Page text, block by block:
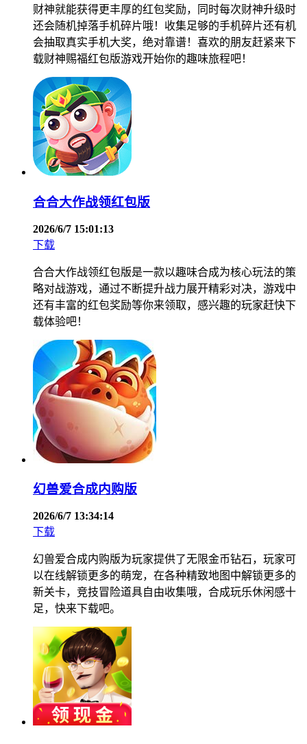
财神就能获得更丰厚的红包奖励，同时每次财神升级时
还会随机掉落手机碎片哦！收集足够的手机碎片还有机
会抽取真实手机大奖，绝对靠谱！喜欢的朋友赶紧来下
载财神赐福红包版游戏开始你的趣味旅程吧！
合合大作战领红包版
2026/6/7 15:01:13
下载
合合大作战领红包版是一款以趣味合成为核心玩法的策
略对战游戏，通过不断提升战力展开精彩对决，游戏中
还有丰富的红包奖励等你来领取，感兴趣的玩家赶快下
载体验吧！
幻兽爱合成内购版
2026/6/7 13:34:14
下载
幻兽爱合成内购版为玩家提供了无限金币钻石，玩家可
以在线解锁更多的萌宠，在各种精致地图中解锁更多的
新关卡，竞技冒险道具自由收集哦，合成玩乐休闲感十
足，快来下载吧。